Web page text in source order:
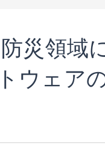
災領域
ウェア